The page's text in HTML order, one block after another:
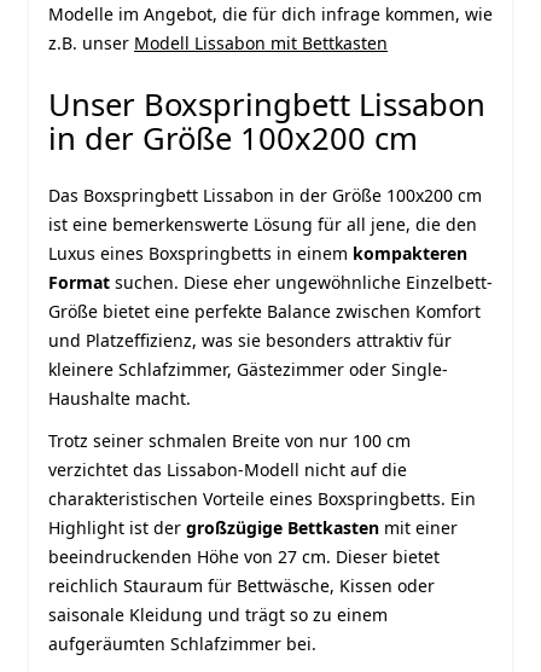
Modelle im Angebot, die für dich infrage kommen, wie
z.B. unser Modell Lissabon mit Bettkasten
Unser Boxspringbett Lissabon
in der Größe 100x200 cm
Das Boxspringbett Lissabon in der Größe 100x200 cm
ist eine bemerkenswerte Lösung für all jene, die den
Luxus eines Boxspringbetts in einem kompakteren
Format suchen. Diese eher ungewöhnliche Einzelbett-
Größe bietet eine perfekte Balance zwischen Komfort
und Platzeffizienz, was sie besonders attraktiv für
kleinere Schlafzimmer, Gästezimmer oder Single-
Haushalte macht.
Trotz seiner schmalen Breite von nur 100 cm
verzichtet das Lissabon-Modell nicht auf die
charakteristischen Vorteile eines Boxspringbetts. Ein
Highlight ist der großzügige Bettkasten mit einer
beeindruckenden Höhe von 27 cm. Dieser bietet
reichlich Stauraum für Bettwäsche, Kissen oder
saisonale Kleidung und trägt so zu einem
aufgeräumten Schlafzimmer bei.